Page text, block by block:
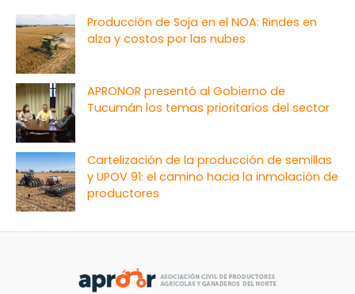
Producción de Soja en el NOA: Rindes en
alza y costos por las nubes
APRONOR presentó al Gobierno de
Tucumán los temas prioritarios del sector
Cartelización de la producción de semillas
y UPOV 91: el camino hacia la inmolación de
productores